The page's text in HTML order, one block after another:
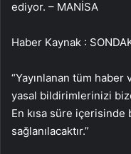
ediyor. – MANİSA
Haber Kaynak :
“Yayınlanan tüm
yasal bildirimlerinizi
En kısa süre
sağlanılacaktır.”